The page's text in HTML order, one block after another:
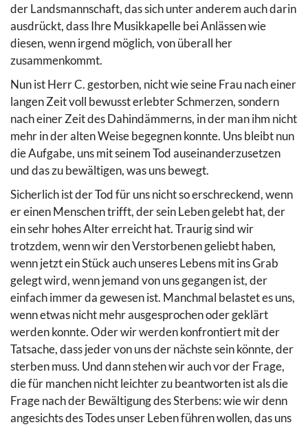
der Landsmannschaft, das sich unter anderem auch darin
ausdrückt, dass Ihre Musikkapelle bei Anlässen wie
diesen, wenn irgend möglich, von überall her
zusammenkommt.
Nun ist Herr C. gestorben, nicht wie seine Frau nach einer
langen Zeit voll bewusst erlebter Schmerzen, sondern
nach einer Zeit des Dahindämmerns, in der man ihm nicht
mehr in der alten Weise begegnen konnte. Uns bleibt nun
die Aufgabe, uns mit seinem Tod auseinanderzusetzen
und das zu bewältigen, was uns bewegt.
Sicherlich ist der Tod für uns nicht so erschreckend, wenn
er einen Menschen trifft, der sein Leben gelebt hat, der
ein sehr hohes Alter erreicht hat. Traurig sind wir
trotzdem, wenn wir den Verstorbenen geliebt haben,
wenn jetzt ein Stück auch unseres Lebens mit ins Grab
gelegt wird, wenn jemand von uns gegangen ist, der
einfach immer da gewesen ist. Manchmal belastet es uns,
wenn etwas nicht mehr ausgesprochen oder geklärt
werden konnte. Oder wir werden konfrontiert mit der
Tatsache, dass jeder von uns der nächste sein könnte, der
sterben muss. Und dann stehen wir auch vor der Frage,
die für manchen nicht leichter zu beantworten ist als die
Frage nach der Bewältigung des Sterbens: wie wir denn
angesichts des Todes unser Leben führen wollen, das uns